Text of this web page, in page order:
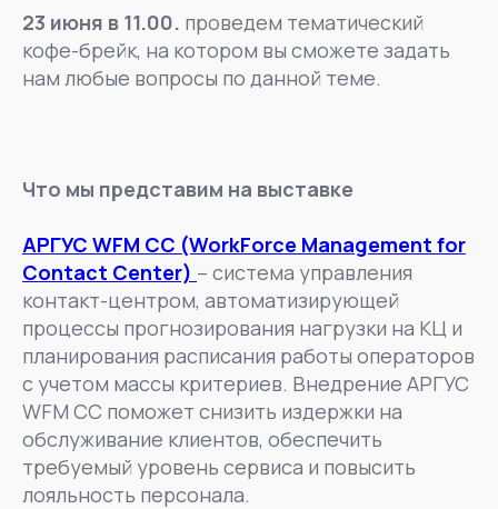
23 июня в 11.00. проведем тематический
кофе-брейк, на котором вы сможете задать
нам любые вопросы по данной теме.
Что мы представим на выставке
АРГУС WFM CC (WorkForce Management for
Contact Center) – система управления
контакт-центром, автоматизирующей
процессы прогнозирования нагрузки на КЦ и
планирования расписания работы операторов
с учетом массы критериев. Внедрение АРГУС
WFM CC поможет снизить издержки на
обслуживание клиентов, обеспечить
требуемый уровень сервиса и повысить
лояльность персонала.